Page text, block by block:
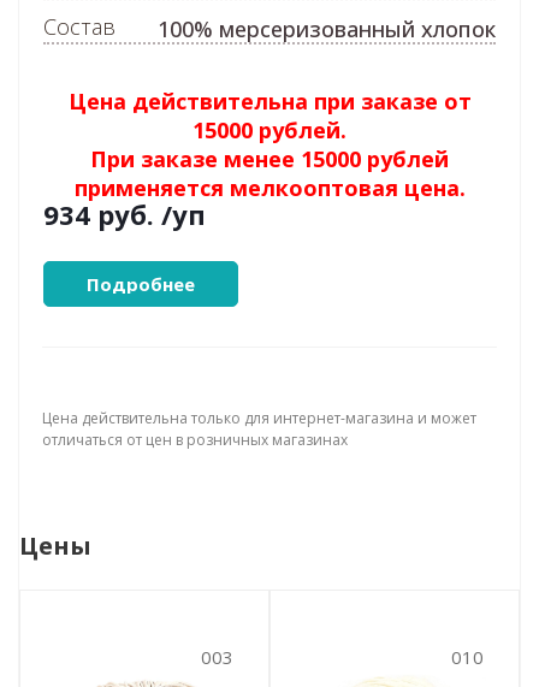
Цена действительна при заказе от
15000 рублей.
При заказе менее 15000 рублей
применяется мелкооптовая цена.
934 руб. /уп
Подробнее
Состав
100% мерсеризованный хлопок
Цена действительна только для интернет-магазина и может
отличаться от цен в розничных магазинах
Цены
003 010